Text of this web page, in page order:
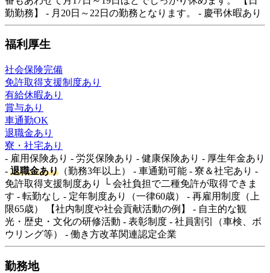
勤勤務】 - 月20日～22日の勤務となります。 - 慶弔休暇あり
福利厚生
社会保険完備
免許取得支援制度あり
有給休暇あり
賞与あり
車通勤OK
退職金あり
寮・社宅あり
- 雇用保険あり - 労災保険あり - 健康保険あり - 厚生年金あり
- 退職金あり （勤務3年以上） - 車通勤可能 - 寮＆社宅あり -
免許取得支援制度あり └ 会社負担で二種免許が取得できま
す - 転勤なし - 定年制度あり（一律60歳） - 再雇用制度（上
限65歳） 【社内制度や社会貢献活動の例】 - 自主的な観
光・歴史・文化の研修活動 - 表彰制度 - 社員割引（車検、ボ
ウリング等） - 働き方改革関連認定企業
勤務地